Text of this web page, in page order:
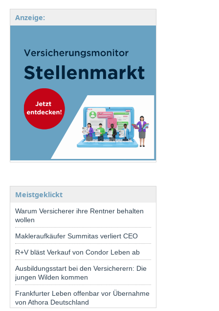
Anzeige:
Meistgeklickt
Warum Versicherer ihre Rentner behalten
wollen
Makleraufkäufer Summitas verliert CEO
R+V bläst Verkauf von Condor Leben ab
Ausbildungsstart bei den Versicherern: Die
jungen Wilden kommen
Frankfurter Leben offenbar vor Übernahme
von Athora Deutschland